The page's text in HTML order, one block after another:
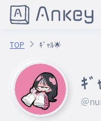
TOP ｷﾞｬﾙ🌟
ｷ
＠